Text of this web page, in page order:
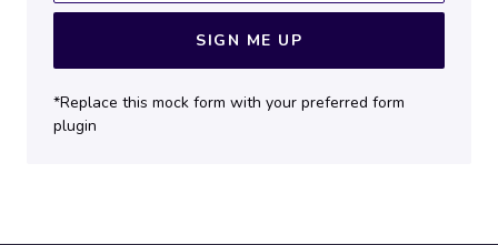
SIGN ME UP
*Replace this mock form with your preferred form
plugin